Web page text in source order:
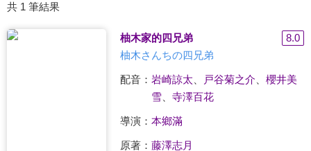
共 1 筆結果
柚木家的四兄弟
8.0
柚木さんちの四兄弟
配音： 岩崎諒太 戸谷菊之介
櫻井美
雪、 寺澤百花
導演： 本鄉滿
原著： 藤澤志月